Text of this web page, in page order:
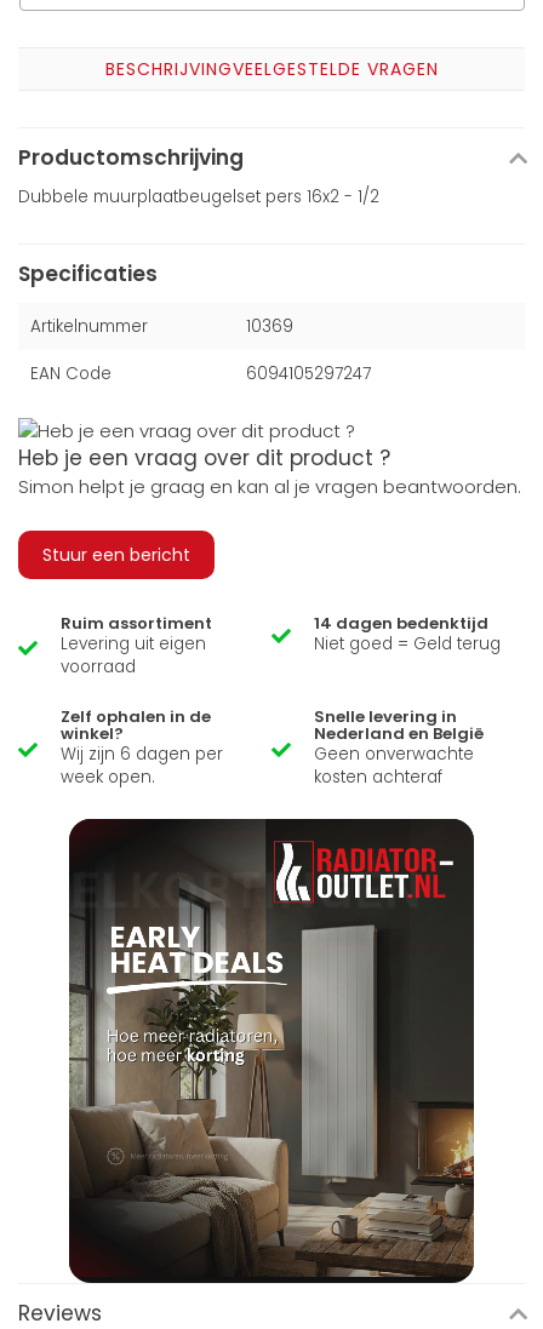
BESCHRIJVINGVEELGESTELDE VRAGEN
Productomschrijving
Dubbele muurplaatbeugelset pers 16x2 - 1/2
Specificaties
Artikelnummer 10369
EAN Code 6094105297247
Heb je een vraag over dit product ?
Simon helpt je graag en kan al je vragen beantwoorden.
Stuur een bericht
Ruim assortiment
Levering uit eigen
voorraad
14 dagen bedenktijd
Niet goed = Geld terug
Zelf ophalen in de
winkel?
Wij zijn 6 dagen per
week open.
Snelle levering in
Nederland en België
Geen onverwachte
kosten achteraf
Reviews